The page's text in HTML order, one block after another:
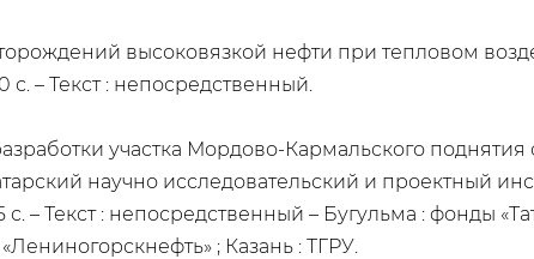
высоковязкой нефти при тепловом
с. – Текст : непосредственный.
участка Мордово-Кармальского поднятия
научно исследовательский и проектный
– Текст : непосредственный – Бугульма : фонды
; Казань : ТГРУ.